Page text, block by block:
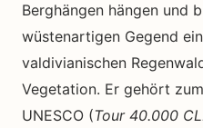
Berghängen hängen und
wüstenartigen Gegend
valdivianischen
Vegetation. Er gehört
UNESCO (Tour 40.000